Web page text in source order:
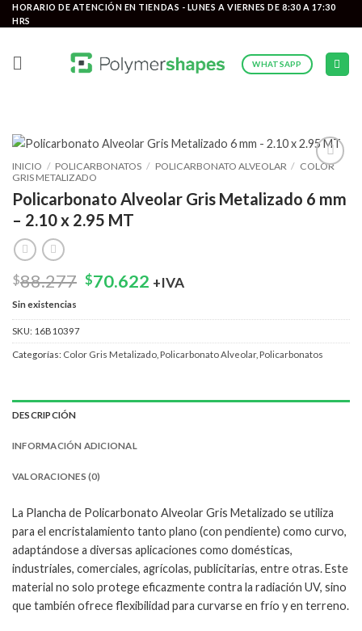
Saltar
al
HORARIO DE ATENCIÓN EN TIENDAS - LUNES A VIERNES DE 8:30 A 17:30
HRS
WHATSAPP
wishlist
INICIO / POLICARBONATOS / POLICARBONATO ALVEOLAR / COLOR
GRIS METALIZADO
Policarbonato Alveolar Gris Metalizado 6 mm
– 2.10 x 2.95 MT
$88.277 El
original
$88.277.
$70.622 El
actual
$70.622.
+IVA
Sin existencias
SKU: 16B10397
Categorías: Color Gris Metalizado Policarbonato Alveolar, Policarbonatos
DESCRIPCIÓN
INFORMACIÓN ADICIONAL
VALORACIONES (0)
La Plancha de Policarbonato Alveolar Gris Metalizado se utiliza
para el encristalamiento tanto plano (con pendiente) como curvo,
adaptándose a diversas aplicaciones como domésticas,
industriales, comerciales, agrícolas, publicitarias, entre otras. Este
material no solo protege eficazmente contra la radiación UV, sino
que también ofrece flexibilidad para curvarse en frío y en terreno.